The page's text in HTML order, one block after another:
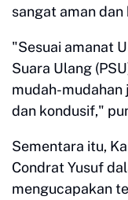
sangat aman dan
"Sesuai amanat
Suara Ulang
mudah-mudahan
dan kondusif,"
Sementara itu,
Condrat Yusuf
mengucapakan